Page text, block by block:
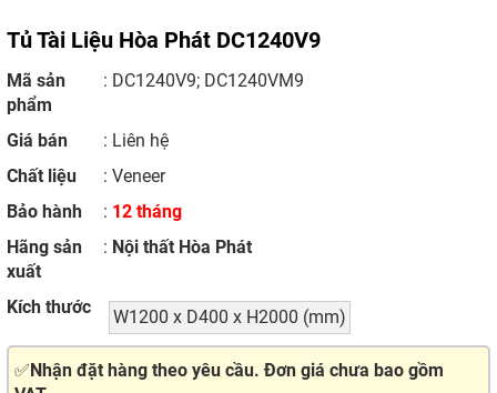
Tủ Tài Liệu Hòa Phát DC1240V9
Mã sản
phẩm
: DC1240V9; DC1240VM9
Giá bán : Liên hệ
Chất liệu
: Veneer
Bảo hành
: 12 tháng
Hãng sản
xuất
: Nội thất Hòa Phát
Kích thước W1200 x D400 x H2000 (mm)
✅ Nhận đặt hàng theo yêu cầu. Đơn giá chưa bao gồm